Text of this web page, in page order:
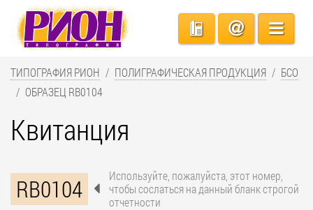
ТИПОГРАФИЯ РИОН ПОЛИГРАФИЧЕСКАЯ ПРОДУКЦИЯ
БСО
ОБРАЗЕЦ RB0104
Квитанция
RB0104
Используйте, пожалуйста, этот номер,
чтобы сослаться на данный бланк строгой
отчетности